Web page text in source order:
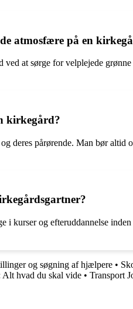
atmosfære på en
at sørge for velplejede
kirkegård?
deres pårørende. Man bør
kurser og efteruddannelse
og søgning af hjælpere •
hvad du skal vide • Transport